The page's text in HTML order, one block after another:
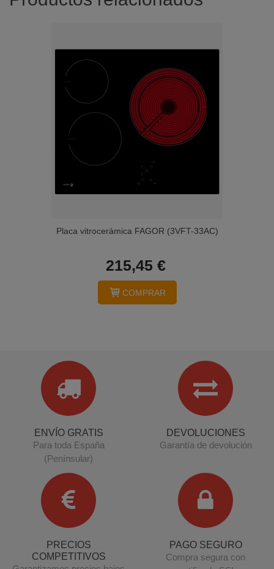
Placa vitrocerámica FAGOR (3VFT-33AC)
215,45 €
COMPRAR
ENVÍO GRATIS
Para toda España
(Penínsular)
DEVOLUCIONES
Garantía de devolución
PRECIOS
COMPETITIVOS
PAGO SEGURO
Compra segura con